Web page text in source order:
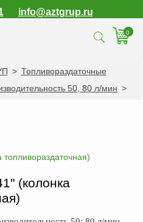
info@aztgrup.ru
0
> Топливораздаточные
50, 80 л/мин >
(колонка